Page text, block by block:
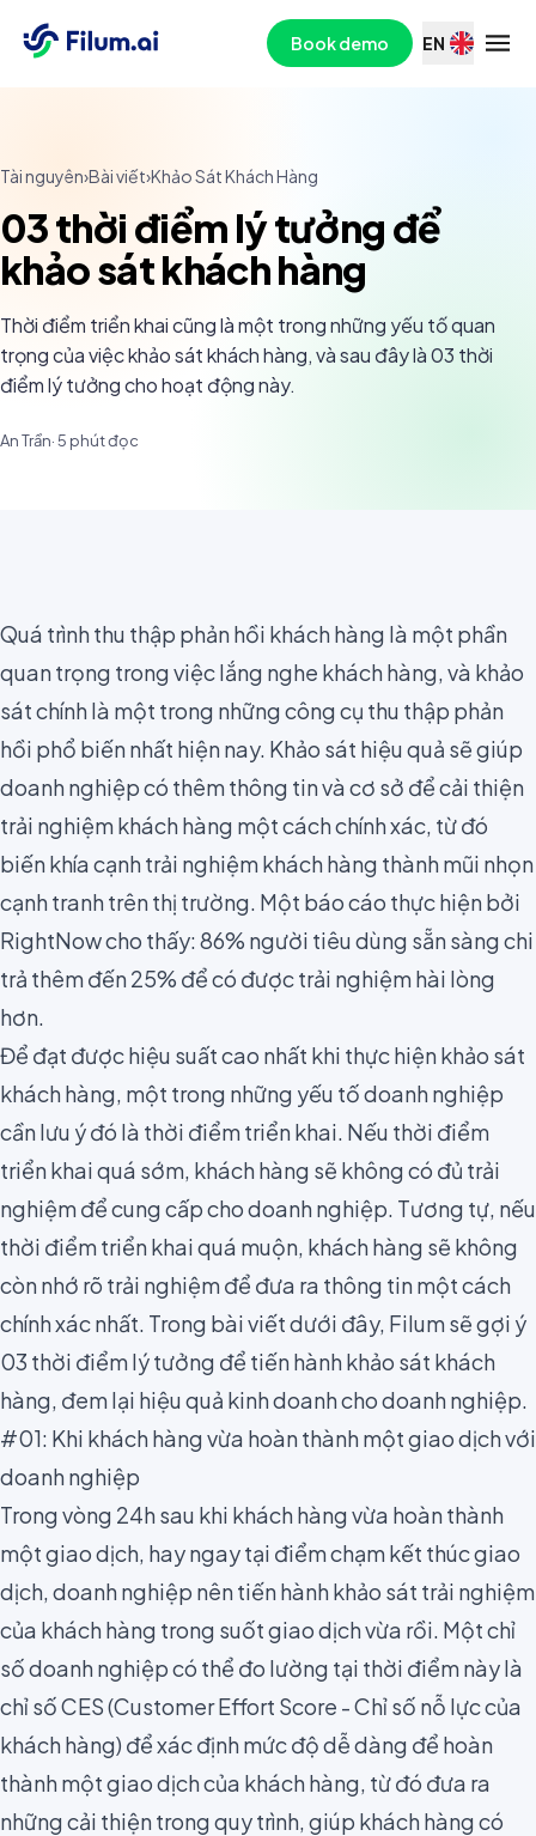
Book demo EN
Tài nguyên›Bài viết›Khảo Sát Khách Hàng
03 thời điểm lý tưởng để
khảo sát khách hàng
Thời điểm triển khai cũng là một trong những yếu tố quan
trọng của việc khảo sát khách hàng, và sau đây là 03 thời
điểm lý tưởng cho hoạt động này.
An Trần·5 phút đọc
Quá trình thu thập phản hồi khách hàng là một phần
quan trọng trong việclắng nghe khách hàng, và khảo
sát chính là một trong những công cụ thu thập phản
hồi phổ biến nhất hiện nay. Khảo sát hiệu quả sẽ giúp
doanh nghiệp có thêm thông tin và cơ sở để cải thiện
trải nghiệm khách hàng một cách chính xác, từ đó
biến khía cạnh trải nghiệm khách hàng thành mũi nhọn
cạnh tranh trên thị trường. Một báo cáo thực hiện bởi
RightNowcho thấy: 86% người tiêu dùng sẵn sàng chi
trả thêm đến 25% để có được trải nghiệm hài lòng
hơn.
Để đạt được hiệu suất cao nhất khi thực hiện khảo sát
khách hàng, một trong những yếu tố doanh nghiệp
cần lưu ý đó là thời điểm triển khai. Nếu thời điểm
triển khai quá sớm, khách hàng sẽ không có đủ trải
nghiệm để cung cấp cho doanh nghiệp. Tương tự, nếu
thời điểm triển khai quá muộn, khách hàng sẽ không
còn nhớ rõ trải nghiệm để đưa ra thông tin một cách
chính xác nhất. Trong bài viết dưới đây, Filum sẽ gợi ý
03 thời điểm lý tưởng để tiến hành khảo sát khách
hàng, đem lại hiệu quả kinh doanh cho doanh nghiệp.
#01: Khi khách hàng vừa hoàn thành một giao dịch với
doanh nghiệp
Trong vòng 24h sau khi khách hàng vừa hoàn thành
một giao dịch, hay ngay tại điểm chạm kết thúc giao
dịch, doanh nghiệp nên tiến hànhkhảo sát trải nghiệm
của khách hàng trong suốt giao dịch vừa rồi. Một chỉ
số doanh nghiệp có thể đo lường tại thời điểm này là
chỉ sốCES(Customer Effort Score - Chỉ số nỗ lực của
khách hàng) để xác định mức độ dễ dàng để hoàn
thành một giao dịch của khách hàng, từ đó đưa ra
những cải thiện trong quy trình, giúp khách hàng có